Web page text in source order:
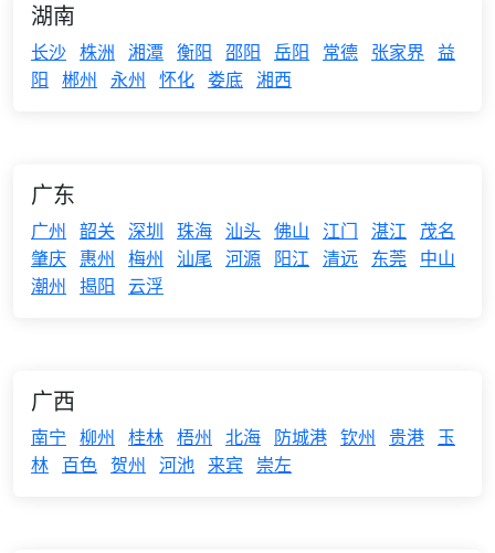
湖南
长沙 株洲 湘潭 衡阳 邵阳 岳阳 常德 张家界
益
阳 郴州 永州 怀化 娄底 湘西
广东
广州 韶关 深圳 珠海 汕头 佛山 江门 湛江
茂名
肇庆 惠州 梅州 汕尾 河源 阳江 清远 东莞 中山
潮州 揭阳 云浮
广西
南宁 柳州 桂林 梧州 北海 防城港 钦州 贵港 玉
林 百色 贺州 河池 来宾 崇左